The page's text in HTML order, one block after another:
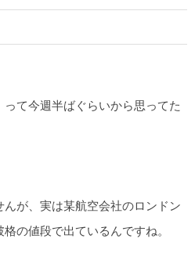
って今週半ばぐらいから思ってた
が、実は某航空会社のロンドン
の値段で出ているんですね。